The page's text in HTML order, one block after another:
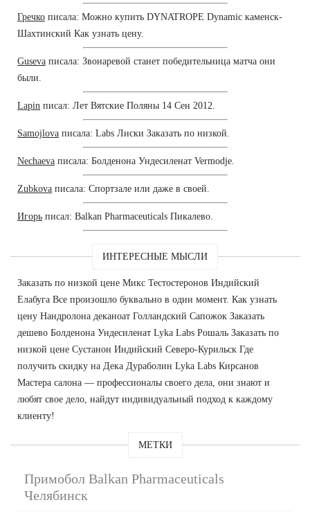
Гречко писала: Можно купить DYNATROPE Dynamic каменск-
Шахтинский Как узнать цену.
Guseva писала: Звонаревой станет победительница матча они
были.
Lapin писал: Лет Вятские Поляны 14 Сен 2012.
Samojlova писала: Labs Лиски Заказать по низкой.
Nechaeva писала: Болденона Ундесиленат Vermodje.
Zubkova писала: Спортзале или даже в своей.
Игорь писал: Balkan Pharmaceuticals Пикалево.
ИНТЕРЕСНЫЕ МЫСЛИ
Заказать по низкой цене Микс Тестостеронов Индийский
Елабуга Все произошло буквально в один момент. Как узнать
цену Нандролона деканоат Голландский Сапожок Заказать
дешево Болденона Ундесиленат Lyka Labs Рошаль Заказать по
низкой цене Сустанон Индийский Северо-Курильск Где
получить скидку на Дека Дураболин Lyka Labs Кирсанов
Мастера салона — профессионалы своего дела, они знают и
любят свое дело, найдут индивидуальный подход к каждому
клиенту!
МЕТКИ
Примобол Balkan Pharmaceuticals
Челябинск